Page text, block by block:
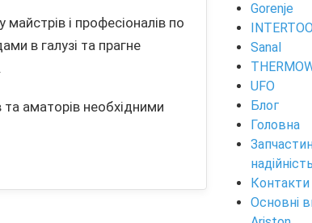
і професіоналів по
в галузі та прагне
та аматорів необхідними
Gorenje
Sanal
UFO
Блог
Головна
Контакти
Основні